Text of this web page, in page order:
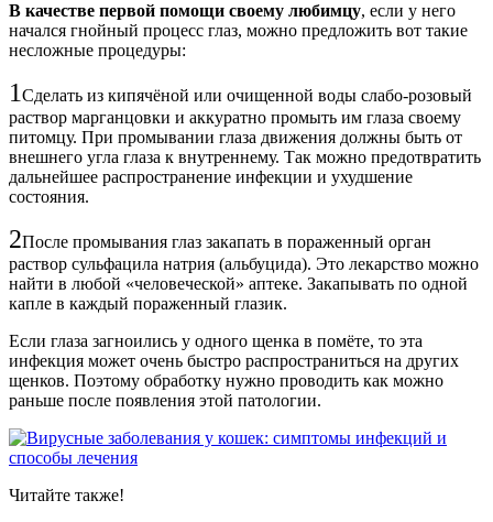
В качестве первой помощи своему любимцу, если у него
начался гнойный процесс глаз, можно предложить вот такие
несложные процедуры:
1 Сделать из кипячёной или очищенной воды слабо-розовый
раствор марганцовки и аккуратно промыть им глаза своему
питомцу. При промывании глаза движения должны быть от
внешнего угла глаза к внутреннему. Так можно предотвратить
дальнейшее распространение инфекции и ухудшение
состояния.
2После промывания глаз закапать в пораженный орган
раствор сульфацила натрия (альбуцида). Это лекарство можно
найти в любой «человеческой» аптеке. Закапывать по одной
капле в каждый пораженный глазик.
Если глаза загноились у одного щенка в помёте, то эта
инфекция может очень быстро распространиться на других
щенков. Поэтому обработку нужно проводить как можно
раньше после появления этой патологии.
Читайте также!